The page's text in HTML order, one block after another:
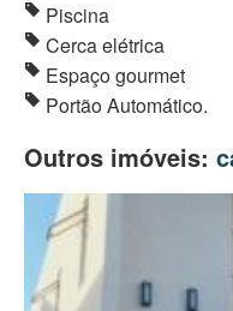
Piscina
Cerca elétrica
Espaço gourmet
Portão Automático.
Outros imóveis: